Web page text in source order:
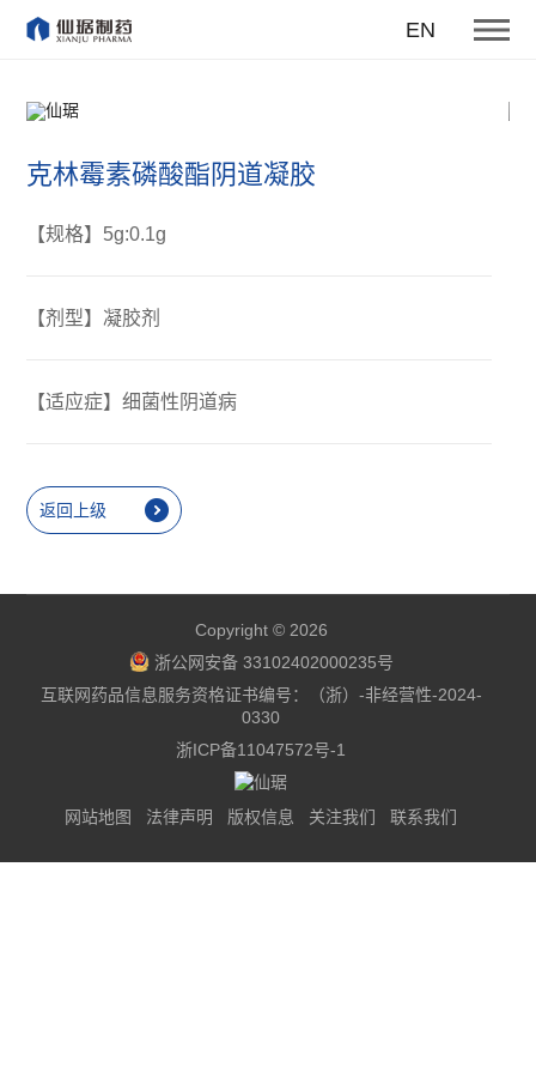
EN
克林霉素磷酸酯阴道凝胶
【规格】5g:0.1g
【剂型】凝胶剂
【适应症】细菌性阴道病
返回上级
Copyright © 2026
浙公网安备 33102402000235号
互联网药品信息服务资格证书编号：（浙）-非经营性-2024-
0330
浙ICP备11047572号-1
网站地图 法律声明 版权信息 关注我们 联系我们